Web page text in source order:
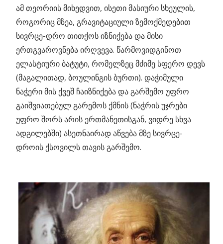
ამ თეორიის მიხედვით, ისეთი მასიური სხეულის,
როგორიც მზეა, გრავიტაციული ზემოქმედებით
სივრცე-დრო თითქოს იზნიქება და მისი
ერთგვაროვნება ირღვევა. წარმოვიდგინოთ
ელასტიური ბატუტი, რომელზეც მძიმე სფერო დევს
(მაგალითად, ბოულინგის ბურთი). დაჭიმული
ნაჭერი მის ქვეშ ჩაიზნიქება და გარშემო უფრო
გაიშვიათებულ გარემოს ქმნის (ნაჭრის უჯრები
უფრო შორს არის ერთმანეთისგან, ვიდრე სხვა
ადგილებში) ასეთნაირად აწვება მზე სივრცე-
დროის ქსოვილს თავის გარშემო.